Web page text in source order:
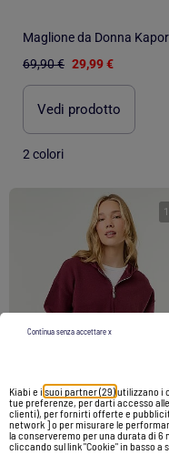
Kiabi e i suoi partner (29)utilizzano i
tue preferenze, per darti accesso
clienti), per fornirti offerte e
network ] o per misurare le
la conserveremo per una durata di
cliccando sul link "Cookie" in basso
Continua senza accettare x
Maglione da Donna
69,90 € 29,99 €
Vedi prodotto
2 colori
1